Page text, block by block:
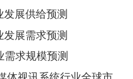
展供给预测
展需求预测
求规模预测